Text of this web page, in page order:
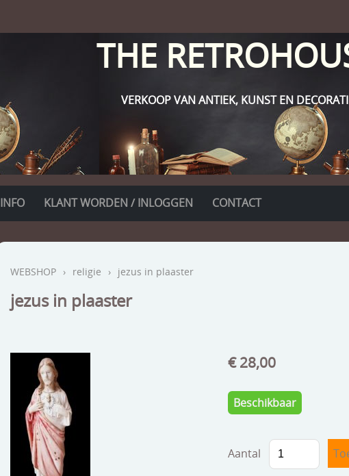
THE
VERKOOP VAN ANTIEK, KUNST EN
INFO KLANT WORDEN / INLOGGEN CONTACT
WEBSHOP › religie › jezus in plaaster
jezus in plaaster
€ 28,00
Beschikbaar
Aantal